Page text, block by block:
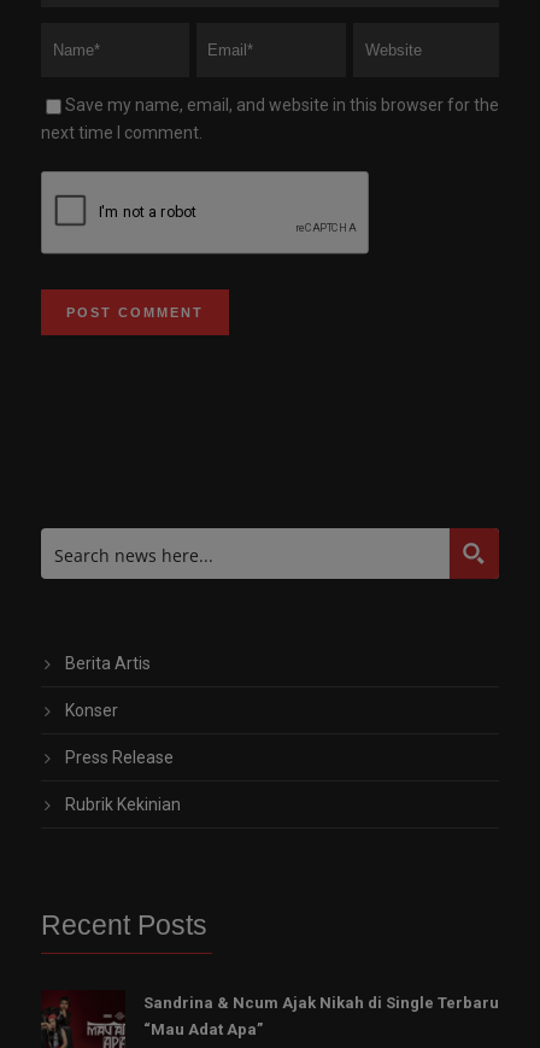
Save my name, email, and website in this browser for the
next time I comment.
Berita Artis
Konser
Press Release
Rubrik Kekinian
Recent Posts
Sandrina & Ncum Ajak Nikah di Single Terbaru
“Mau Adat Apa”